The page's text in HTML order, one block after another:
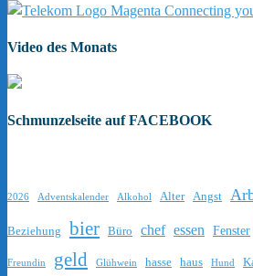
Video des Monats
Schmunzelseite auf FACEBOOK
2026 Adventskalender Alkohol Alter Angst
Beziehung bier Büro chef essen Fenster
Freundin geld Glühwein hasse haus Hund